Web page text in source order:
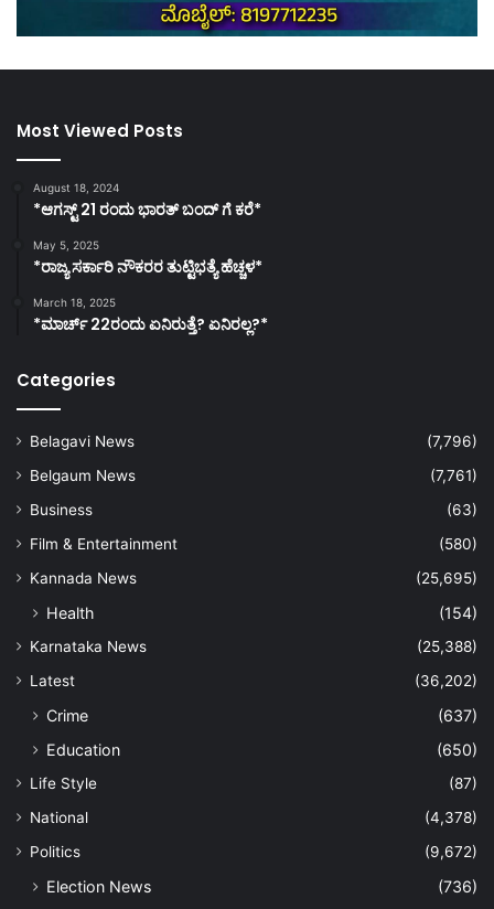
Most Viewed Posts
August 18, 2024
*ಆಗಸ್ಟ್ 21 ರಂದು ಭಾರತ್‌ ಬಂದ್‌ ಗೆ ಕರೆ*
May 5, 2025
*ರಾಜ್ಯ ಸರ್ಕಾರಿ ನೌಕರರ ತುಟ್ಟಿಭತ್ಯೆ ಹೆಚ್ಚಳ*
March 18, 2025
*ಮಾರ್ಚ್ 22ರಂದು ಏನಿರುತ್ತೆ? ಏನಿರಲ್ಲ?*
Categories
Belagavi News
(7,796)
Belgaum News
(7,761)
Business
(63)
Film & Entertainment
(580)
Kannada News
(25,695)
Health (154)
Karnataka News
(25,388)
Latest
(36,202)
Crime
(637)
Education
(650)
Life Style
(87)
National
(4,378)
Politics
(9,672)
Election News (736)